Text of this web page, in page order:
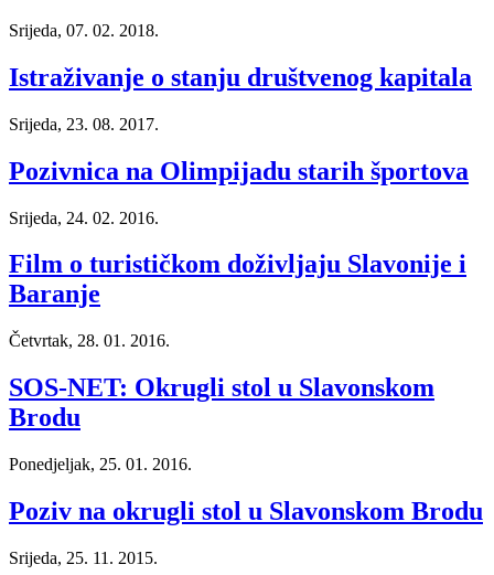
Srijeda, 07. 02. 2018.
Istraživanje o stanju društvenog kapitala
Srijeda, 23. 08. 2017.
Pozivnica na Olimpijadu starih športova
Srijeda, 24. 02. 2016.
Film o turističkom doživljaju Slavonije i
Baranje
Četvrtak, 28. 01. 2016.
SOS-NET: Okrugli stol u Slavonskom
Brodu
Ponedjeljak, 25. 01. 2016.
Poziv na okrugli stol u Slavonskom Brodu
Srijeda, 25. 11. 2015.